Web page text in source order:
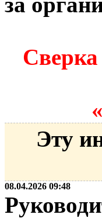
Эту
08.04.2026 09:48